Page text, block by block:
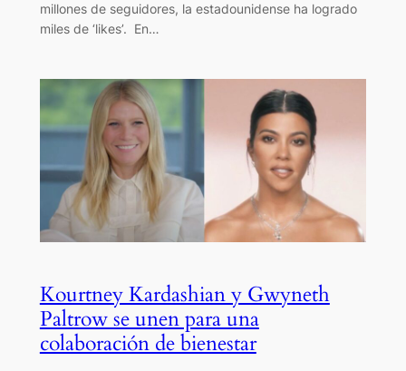
millones de seguidores, la estadounidense ha logrado
miles de ‘likes’. En…
Kourtney Kardashian y Gwyneth
Paltrow se unen para una
colaboración de bienestar